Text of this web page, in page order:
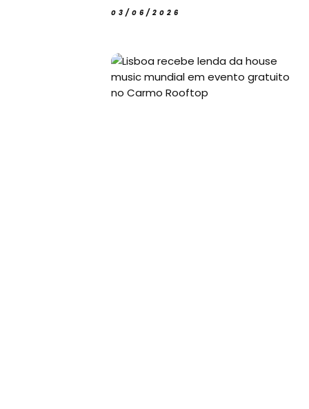
Paradisíacas
Eventos
Água
03/06/2026